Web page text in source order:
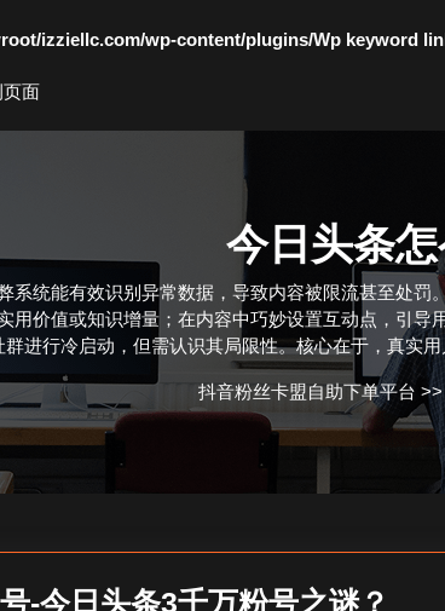
izziellc.com/wp-content/plugins/Wp keyword
页面
今日头条
系统能有效识别异常数据，导致内容被限流甚至处
用价值或知识增量；在内容中巧妙设置互动点，引
进行冷启动，但需认识其局限性。核心在于，真实
抖音粉丝卡盟自助下单平台 >>
-今日头条3千万粉号之谜？